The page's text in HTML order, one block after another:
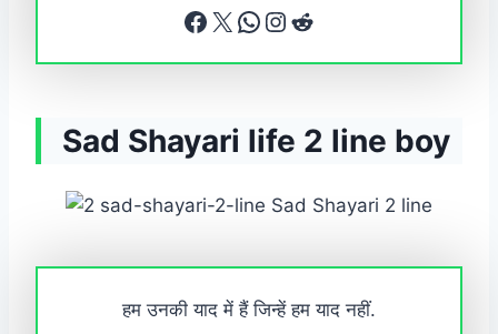
Facebook X WhatsApp Instagram Reddit
Sad Shayari life 2 line boy
हम उनकी याद में हैं जिन्हें हम याद नहीं.